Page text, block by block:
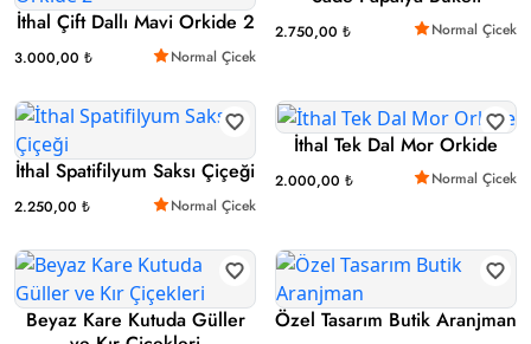
İthal Çift Dallı Mavi Orkide 2
3.000,00 ₺ Normal Çicek
2.750,00 ₺ Normal Çicek
İthal Spatifilyum Saksı Çiçeği
2.250,00 ₺ Normal Çicek
İthal Tek Dal Mor Orkide
2.000,00 ₺ Normal Çicek
Beyaz Kare Kutuda Güller
Özel Tasarım Butik Aranjman